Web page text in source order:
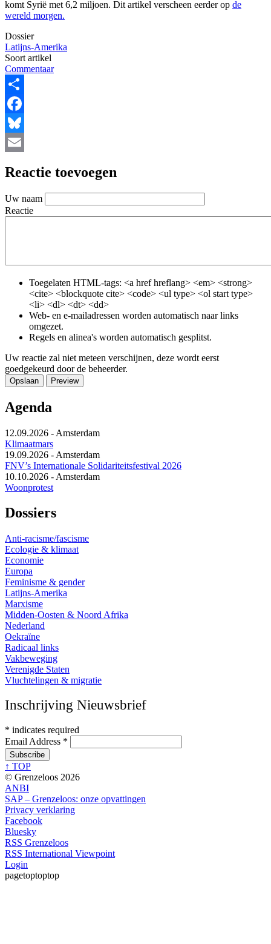
komt Syrië met 6,2 miljoen. Dit artikel verscheen eerder op de
wereld morgen.
Dossier
Latijns-Amerika
Soort artikel
Commentaar
Share
Facebook
Bluesky
Reactie toevoegen
Uw naam
Reactie
Toegelaten HTML-tags: <a href hreflang> <em> <strong>
<cite> <blockquote cite> <code> <ul type> <ol start type>
<li> <dl> <dt> <dd>
Web- en e-mailadressen worden automatisch naar links
omgezet.
Regels en alinea's worden automatisch gesplitst.
Uw reactie zal niet meteen verschijnen, deze wordt eerst
goedgekeurd door de beheerder.
Agenda
12.09.2026 - Amsterdam
Klimaatmars
19.09.2026 - Amsterdam
FNV’s Internationale Solidariteitsfestival 2026
10.10.2026 - Amsterdam
Woonprotest
Dossiers
Anti-racisme/fascisme
Ecologie & klimaat
Economie
Europa
Feminisme & gender
Latijns-Amerika
Marxisme
Midden-Oosten & Noord Afrika
Nederland
Oekraïne
Radicaal links
Vakbeweging
Verenigde Staten
Vluchtelingen & migratie
Inschrijving Nieuwsbrief
* indicates required
Email Address *
↑ TOP
© Grenzeloos 2026
ANBI
SAP – Grenzeloos: onze opvattingen
Privacy verklaring
Facebook
Bluesky
RSS Grenzeloos
RSS International Viewpoint
Login
pagetoptoptop